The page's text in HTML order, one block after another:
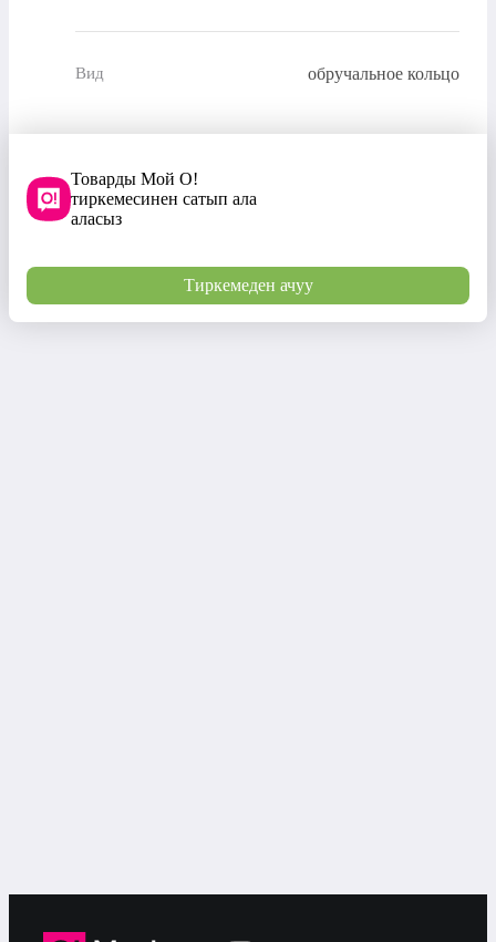
Вид обручальное кольцо
Товарды Мой О!
тиркемесинен сатып ала
аласыз
Тиркемеден ачуу